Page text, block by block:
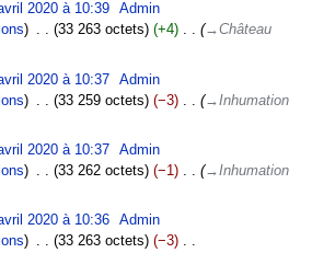
2020 à 10:39
Admin
33 263 octets +4 ‎
→‎Château
2020 à 10:37
Admin
33 259 octets −3 ‎
→‎Inhumation
2020 à 10:37
Admin
33 262 octets −1 ‎
→‎Inhumation
2020 à 10:36
Admin
33 263 octets −3 ‎